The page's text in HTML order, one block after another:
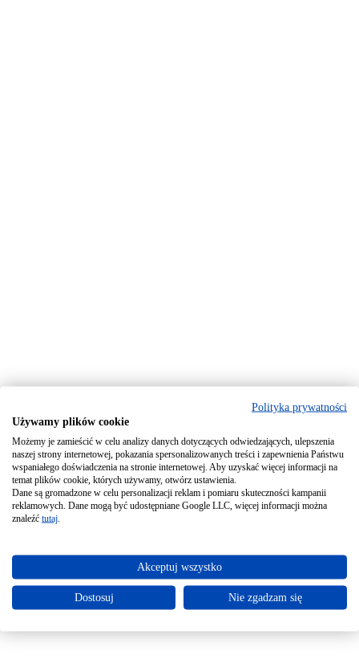
Polityka prywatności
Używamy plików cookie
Możemy je zamieścić w celu analizy danych dotyczących odwiedzających, ulepszenia
naszej strony internetowej, pokazania spersonalizowanych treści i zapewnienia Państwu
wspaniałego doświadczenia na stronie internetowej. Aby uzyskać więcej informacji na
temat plików cookie, których używamy, otwórz ustawienia.
Dane są gromadzone w celu personalizacji reklam i pomiaru skuteczności kampanii
reklamowych. Dane mogą być udostępniane Google LLC, więcej informacji można
znaleźć tutaj
Akceptuj wszystko
Dostosuj Nie zgadzam się